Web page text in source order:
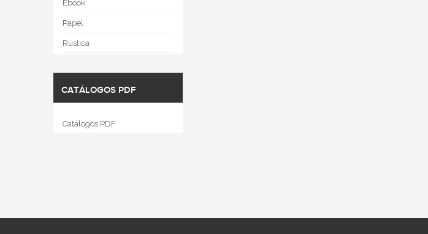
Ebook
Papel
Rústica
CATÁLOGOS PDF
Catálogos PDF